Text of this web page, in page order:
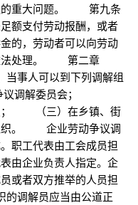
的重大问题。 第九条
额支付劳动报酬，或者
的，劳动者可以向劳动
依法处理。 第二章
人可以到下列调解组
议调解委员会；
织； （三）在乡镇、街
织。 企业劳动争议调
职工代表由工会成员担
由企业负责人指定。企
或者双方推举的人员担
调解员应当由公道正